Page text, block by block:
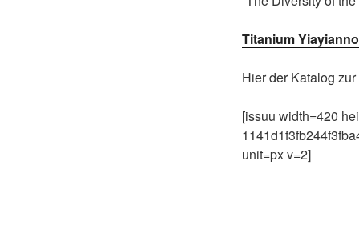
Titanium
Hier der Katalog
[issuu width=420
unit=px v=2]